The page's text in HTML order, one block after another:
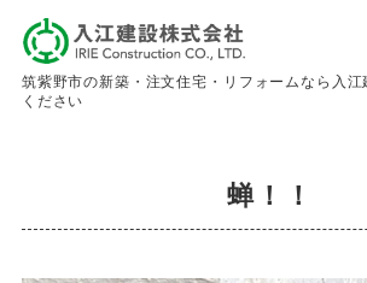
筑紫野市の新築・注文住宅・リフォームなら入江
ください
蝉！！